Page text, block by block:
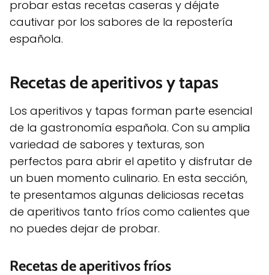
probar estas recetas caseras y déjate
cautivar por los sabores de la repostería
española.
Recetas de aperitivos y tapas
Los aperitivos y tapas forman parte esencial
de la gastronomía española. Con su amplia
variedad de sabores y texturas, son
perfectos para abrir el apetito y disfrutar de
un buen momento culinario. En esta sección,
te presentamos algunas deliciosas recetas
de aperitivos tanto fríos como calientes que
no puedes dejar de probar.
Recetas de aperitivos fríos